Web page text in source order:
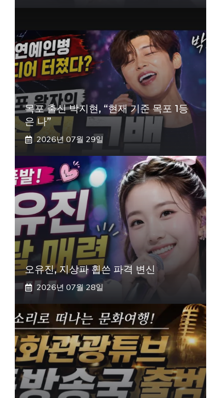
목포 출신 박지현, “현재 기준 목포 1등
은 나”
2026년 07월 29일
오유진, 지상파 휩쓴 파격 변신
2026년 07월 28일